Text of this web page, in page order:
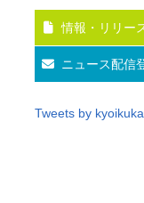
情報・リリー
ニュース配信
Tweets by